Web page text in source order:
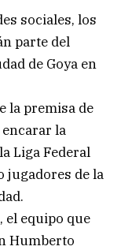
sociales, los
parte del
de Goya en
la premisa de
la
Liga Federal
jugadores de la
el equipo que
Humberto